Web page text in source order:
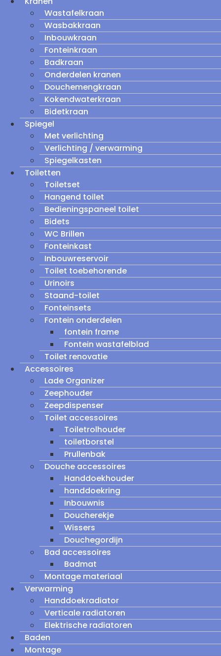
Wastafelkraan
Wasbakkraan
Inbouwkraan
Fonteinkraan
Badkraan
Onderdelen kranen
Douchemengkraan
Kokendwaterkraan
Bidetkraan
Spiegel
Met verlichting
Verlichting / verwarming
Spiegelkasten
Toiletten
Toiletset
Hangend toilet
Bedieningspaneel toilet
Bidets
WC Brillen
Fonteinkast
Inbouwreservoir
Toilet toebehorende
Urinoirs
Staand-toilet
Fonteinsets
Fontein onderdelen
fontein frame
Fontein wastafelblad
Toilet renovatie
Accessoires
Lade Organizer
Zeephouder
Zeepdispenser
Toilet accessoires
Toiletrolhouder
toiletborstel
Prullenbak
Douche accessoires
Handdoekhouder
handdoekring
Inbouwnis
Doucherekje
Wissers
Douchegordijn
Bad accessoires
Badmat
Montage materiaal
Verwarming
Handdoekradiator
Verticale radiatoren
Elektrische radiatoren
Baden
Montage